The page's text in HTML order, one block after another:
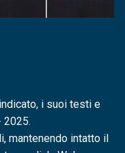
i suoi testi e
2025.
mantenendo intatto il